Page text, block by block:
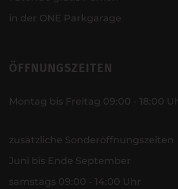
in der ONE Parkgarage
ÖFFNUNGSZEITEN
Montag bis Freitag 09:00 - 18:00
zusätzliche Sonderöffnungszeiten
Juni bis Ende September
samstags 09:00 - 14:00 Uhr